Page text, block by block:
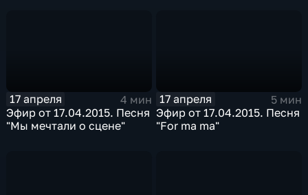
17 апреля
4 мин
Эфир от 17.04.2015. Песня
"Мы мечтали о сцене"
17 апреля
5 мин
Эфир от 17.04.2015. Песня
"For ma ma"